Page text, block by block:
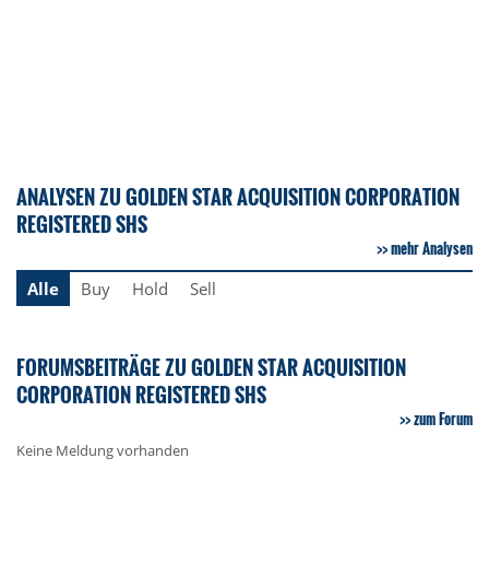
ANALYSEN ZU GOLDEN STAR ACQUISITION CORPORATION
REGISTERED SHS
mehr Analysen
Alle
Buy Hold Sell
FORUMSBEITRÄGE ZU GOLDEN STAR ACQUISITION
CORPORATION REGISTERED SHS
zum Forum
Keine Meldung vorhanden